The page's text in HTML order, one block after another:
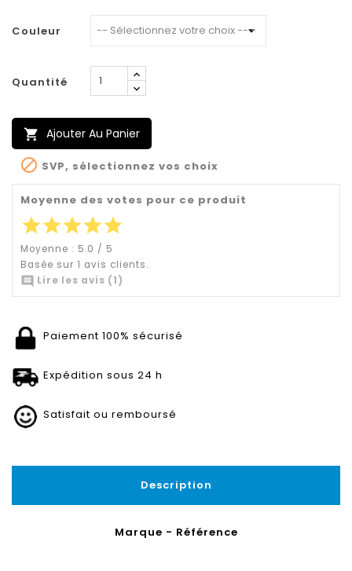
Couleur
Quantité
 Ajouter Au Panier
 SVP, sélectionnez vos choix
Moyenne des votes pour ce produit
starstarstarstarstar
Moyenne : 5.0 / 5
Basée sur 1 avis clients.
 Lire les avis (1)
Paiement 100% sécurisé
Expédition sous 24 h
Satisfait ou remboursé
Description
Marque - Référence